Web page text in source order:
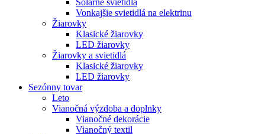
Vonkajšie svietidlá na elektrinu
Žiarovky
Klasické žiarovky
LED žiarovky
Žiarovky a svietidlá
Klasické žiarovky
LED žiarovky
Sezónny tovar
Leto
Vianočná výzdoba a doplnky
Vianočné dekorácie
Vianočný textil